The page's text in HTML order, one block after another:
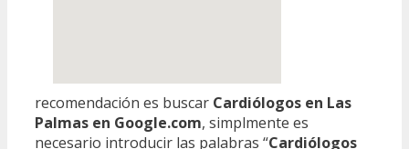
recomendación es buscar Cardiólogos en Las
Palmas en Google.com, simplmente es
necesario introducir las palabras “Cardiólogos